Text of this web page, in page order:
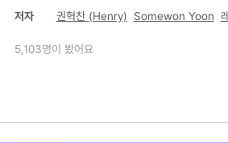
저자 권혁찬 (Henry) Somewon Yoon
5,103명이 봤어요